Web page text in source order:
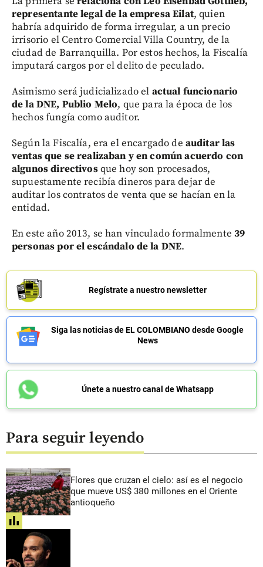
representante legal de la empresa Eilat, quien
habría adquirido de forma irregular, a un precio
irrisorio el Centro Comercial Villa Country, de la
ciudad de Barranquilla. Por estos hechos, la Fiscalía
imputará cargos por el delito de peculado.
Asimismo será judicializado el actual funcionario
de la DNE, Publio Melo, que para la época de los
hechos fungía como auditor.
Según la Fiscalía, era el encargado de auditar las
ventas que se realizaban y en común acuerdo con
algunos directivosque hoy son procesados,
supuestamente recibía dineros para dejar de
auditar los contratos de venta que se hacían en la
entidad.
En este año 2013, se han vinculado formalmente39
personas por el escándalo de la DNE.
Regístrate a nuestro newsletter
Siga las noticias de EL COLOMBIANO desde Google
News
Únete a nuestro canal de Whatsapp
Para seguir leyendo
Flores que cruzan el cielo: así es el negocio
que mueve US$ 380 millones en el Oriente
antioqueño
share